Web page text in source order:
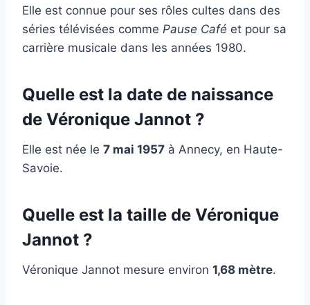
Elle est connue pour ses rôles cultes dans des
séries télévisées comme Pause Café et pour sa
carrière musicale dans les années 1980.
Quelle est la date de naissance
de Véronique Jannot ?
Elle est née le 7 mai 1957 à Annecy, en Haute-
Savoie.
Quelle est la taille de Véronique
Jannot ?
Véronique Jannot mesure environ 1,68 mètre.